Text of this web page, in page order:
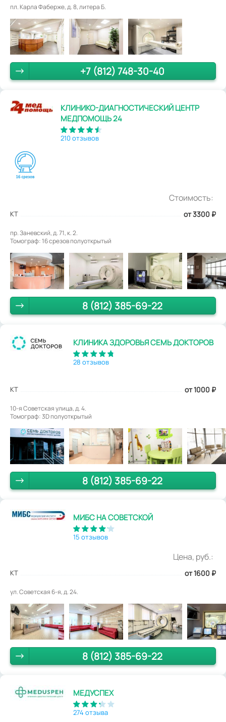
пл. Карла Фаберже, д. 8, литера Б.
+7 (812) 748-30-40
КЛИНИКО-ДИАГНОСТИЧЕСКИЙ ЦЕНТР
МЕДПОМОЩЬ 24
210 отзывов
Стоимость:
КТ от 3300 ₽
пр. Заневский, д. 71, к. 2.
Томограф: 16 срезов полуоткрытый
8 (812) 385-69-22
КЛИНИКА ЗДОРОВЬЯ СЕМЬ ДОКТОРОВ
28 отзывов
КТ от 1000 ₽
10-я Советская улица, д. 4.
Томограф: 3D полуоткрытый
8 (812) 385-69-22
МИБС НА СОВЕТСКОЙ
15 отзывов
Цена, руб.:
КТ от 1600 ₽
ул. Советская 6-я, д. 24.
8 (812) 385-69-22
МЕДУСПЕХ
274 отзыва